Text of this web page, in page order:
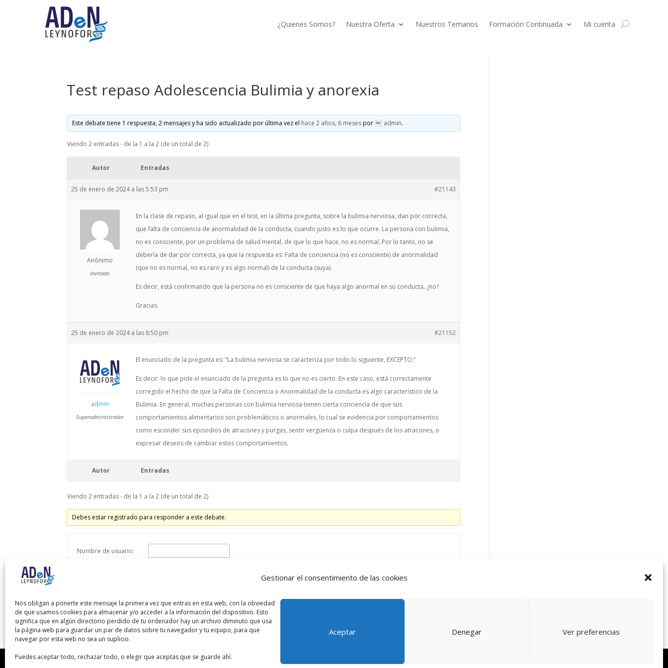
Gestionar el consentimiento de las cookies
Nos obligan a ponerte este mensaje la primera vez que entras en esta web, con la obviedad
de que usamos cookies para almacenar y/o acceder a la información del dispositivo. Esto
significa que en algún directorio perdido de tu ordenador hay un archivo diminuto que usa
la página web para guardar un par de datos sobre tu navegador y tu equipo, para que
navegar por esta web no sea un suplicio.
Puedes aceptar todo, rechazar todo, o elegir que aceptas que se guarde ahí.
Aceptar Denegar Ver preferencias
¿Quienes Somos? Nuestra Oferta Nuestros Temarios Formación Continuada Mi cuenta
Test repaso Adolescencia Bulimia y anorexia
Este debate tiene 1 respuesta, 2 mensajes y ha sido actualizado por última vez el hace 2 años, 6 mesespor admin.
Viendo 2 entradas - de la 1 a la 2 (de un total de 2)
Autor Entradas
25 de enero de 2024 a las 5:53 pm #21143
Anónimo
Invitado
En la clase de repaso, al igual que en el test, en la última pregunta, sobre la bulimia nerviosa, dan por correcta,
que falta de conciencia de anormalidad de la conducta, cuando justo es lo que ocurre. La persona con bulimia,
no es consciente, por un problema de salud mental, de que lo que hace, no es normal. Por lo tanto, no se
debería de dar por correcta, ya que la respuesta es: Falta de conciencia (no es consciente) de anormalidad
(que no es normal, no es raro y es algo normal) de la conducta (suya).
Es decir, está confirmando que la persona no es consciente de que haya algo anormal en su conducta, ¿no?
Gracias.
25 de enero de 2024 a las 8:50 pm #21152
admin
Superadministrador
El enunciado de la pregunta es: “La bulimia nerviosa se caracteriza por todo lo siguiente, EXCEPTO:”
Es decir: lo que pide el enunciado de la pregunta es lo que no es cierto. En este caso, está correctamente
corregido el hecho de que la Falta de Conciencia o Anormalidad de la conducta es algo característico de la
Bulimia. En general, muchas personas con bulimia nerviosa tienen cierta conciencia de que sus
comportamientos alimentarios son problemáticos o anormales, lo cual se evidencia por comportamientos
como esconder sus episodios de atracones y purgas, sentir vergüenza o culpa después de los atracones, o
expresar deseos de cambiar estos comportamientos.
Autor Entradas
Viendo 2 entradas - de la 1 a la 2 (de un total de 2)
Debes estar registrado para responder a este debate.
Nombre de usuario: